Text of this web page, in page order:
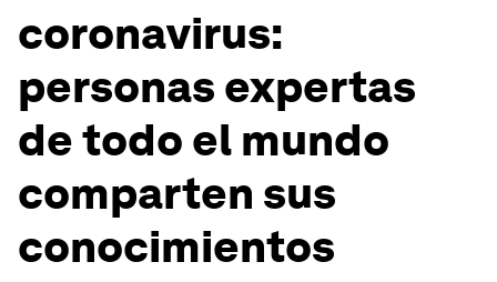
coronavirus:
personas expertas
de todo el mundo
comparten sus
conocimientos